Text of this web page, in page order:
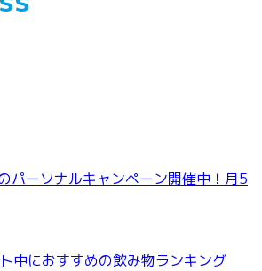
パーソナルキャンペーン開催中！月5
中におすすめの飲み物ランキング